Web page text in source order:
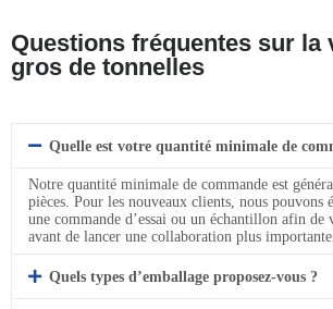
Questions fréquentes sur la
gros de tonnelles
Quelle est votre quantité minimale de
Notre quantité minimale de commande est
pièces. Pour les nouveaux clients, nous pouvons
une commande d’essai ou un échantillon afin
avant de lancer une collaboration plus importante.
Quels types d’emballage proposez-vous ?